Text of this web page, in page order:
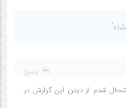
شدم از دیدن این گزارش در
پاسخ